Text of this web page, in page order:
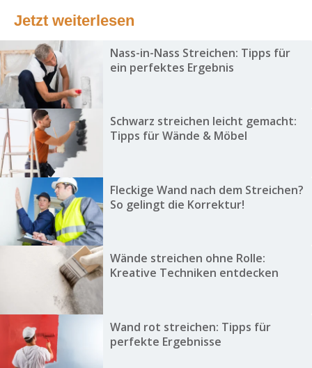
Jetzt weiterlesen
Nass-in-Nass Streichen: Tipps für
ein perfektes Ergebnis
Schwarz streichen leicht gemacht:
Tipps für Wände & Möbel
Fleckige Wand nach dem Streichen?
So gelingt die Korrektur!
Wände streichen ohne Rolle:
Kreative Techniken entdecken
Wand rot streichen: Tipps für
perfekte Ergebnisse